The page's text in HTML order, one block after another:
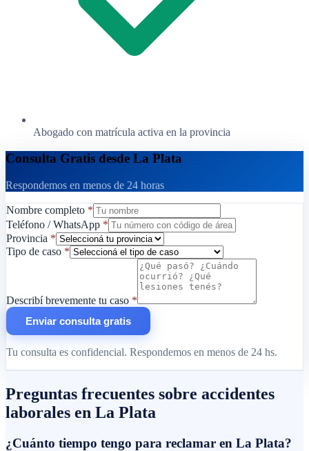
Abogado con matrícula activa en la provincia
Consulta Gratis desde La Plata
Respondemos en menos de 24 horas
Nombre completo *
Teléfono / WhatsApp *
Provincia *
Tipo de caso *
Describí brevemente tu caso *
Enviar consulta gratis
Tu consulta es confidencial. Respondemos en menos de 24 hs.
Preguntas frecuentes sobre accidentes
laborales en La Plata
¿Cuánto tiempo tengo para reclamar en La Plata?